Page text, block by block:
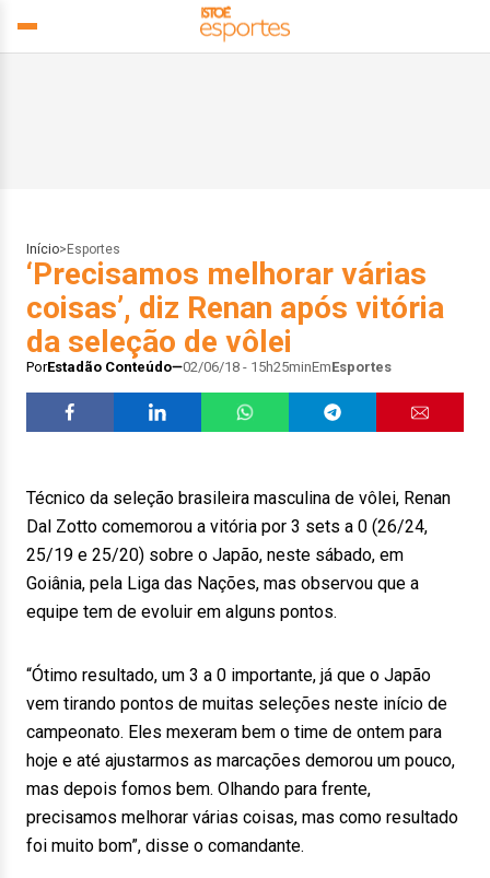
Início> Esportes
‘Precisamos melhorar várias
coisas’, diz Renan após vitória
da seleção de vôlei
PorEstadão Conteúdo 02/06/18 - 15h25minEmEsportes
Técnico da seleção brasileira masculina de vôlei, Renan
Dal Zotto comemorou a vitória por 3 sets a 0 (26/24,
25/19 e 25/20) sobre o Japão, neste sábado, em
Goiânia, pela Liga das Nações, mas observou que a
equipe tem de evoluir em alguns pontos.
“Ótimo resultado, um 3 a 0 importante, já que o Japão
vem tirando pontos de muitas seleções neste início de
campeonato. Eles mexeram bem o time de ontem para
hoje e até ajustarmos as marcações demorou um pouco,
mas depois fomos bem. Olhando para frente,
precisamos melhorar várias coisas, mas como resultado
foi muito bom”, disse o comandante.